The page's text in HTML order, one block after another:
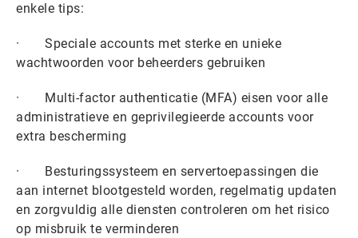
enkele tips:
· Speciale accounts met sterke en unieke
wachtwoorden voor beheerders gebruiken
· Multi-factor authenticatie (MFA) eisen voor alle
administratieve en geprivilegieerde accounts voor
extra bescherming
· Besturingssysteem en servertoepassingen die
aan internet blootgesteld worden, regelmatig updaten
en zorgvuldig alle diensten controleren om het risico
op misbruik te verminderen